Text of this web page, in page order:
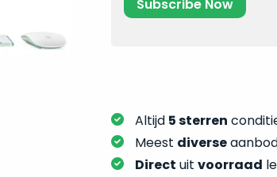
Altijd 5 sterren
Meest diverse
Direct uit voorraad